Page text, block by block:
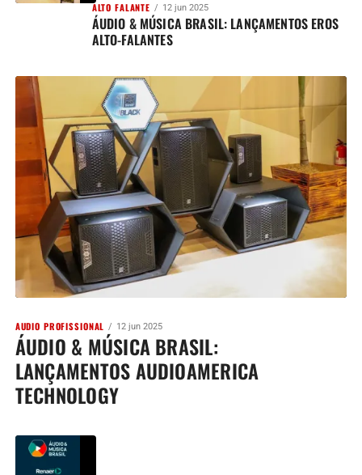
ALTO FALANTE 12 jun 2025
ÁUDIO & MÚSICA BRASIL: LANÇAMENTOS EROS
ALTO-FALANTES
AUDIO PROFISSIONAL 12 jun 2025
ÁUDIO & MÚSICA BRASIL:
LANÇAMENTOS AUDIOAMERICA
TECHNOLOGY